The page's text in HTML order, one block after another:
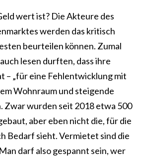
wert ist? Die Akteure des
werden das kritisch
beurteilen können. Zumal
lesen durften, dass ihre
– „für eine Fehlentwicklung mit
Wohnraum und steigende
Zwar wurden seit 2018 etwa 500
aber eben nicht die, für die
Bedarf sieht. Vermietet sind die
darf also gespannt sein, wer